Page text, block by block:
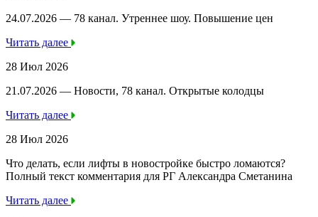
24.07.2026 — 78 канал. Утреннее шоу. Повышение цен
Читать далее
28 Июл 2026
21.07.2026 — Новости, 78 канал. Открытые колодцы
Читать далее
28 Июл 2026
Что делать, если лифты в новостройке быстро ломаются?
Полный текст комментария для РГ Александра Сметанина
Читать далее